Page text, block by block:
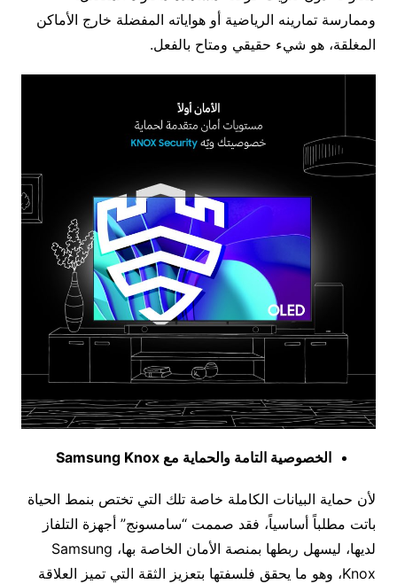
وممارسة تمارينه الرياضية أو هواياته المفضلة خارج الأماكن
المغلقة، هو شيء حقيقي ومتاح بالفعل.
الخصوصية التامة والحماية مع Samsung Knox
لأن حماية البيانات الكاملة خاصة تلك التي تختص بنمط الحياة
باتت مطلباً أساسياً، فقد صممت “سامسونج” أجهزة التلفاز
لديها، ليسهل ربطها بمنصة الأمان الخاصة بها، Samsung
Knox، وهو ما يحقق فلسفتها بتعزيز الثقة التي تميز العلاقة